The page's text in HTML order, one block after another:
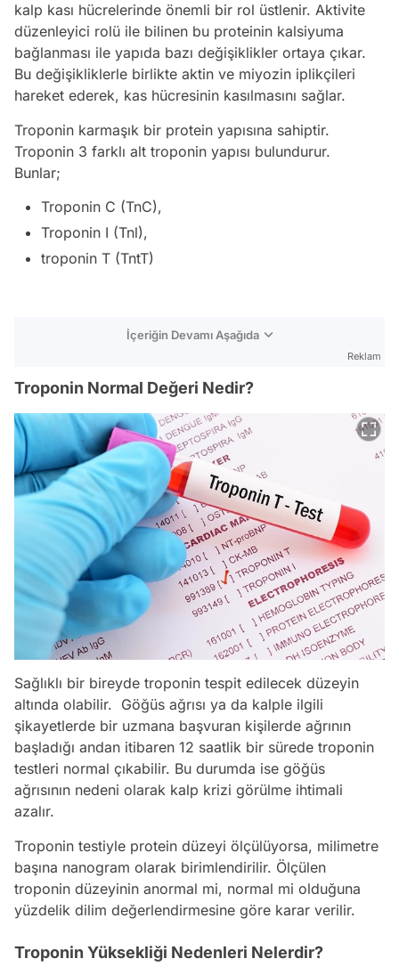
kalp kası hücrelerinde önemli bir rol üstlenir. Aktivite
düzenleyici rolü ile bilinen bu proteinin kalsiyuma
bağlanması ile yapıda bazı değişiklikler ortaya çıkar.
Bu değişikliklerle birlikte aktin ve miyozin iplikçileri
hareket ederek, kas hücresinin kasılmasını sağlar.
Troponin karmaşık bir protein yapısına sahiptir.
Troponin 3 farklı alt troponin yapısı bulundurur.
Bunlar;
Troponin C (TnC),
Troponin I (Tnl),
troponin T (TntT)
İçeriğin Devamı Aşağıda
Reklam
Troponin Normal Değeri Nedir?
Sağlıklı bir bireyde troponin tespit edilecek düzeyin
altında olabilir. Göğüs ağrısı ya da kalple ilgili
şikayetlerde bir uzmana başvuran kişilerde ağrının
başladığı andan itibaren 12 saatlik bir sürede troponin
testleri normal çıkabilir. Bu durumda ise göğüs
ağrısının nedeni olarak kalp krizi görülme ihtimali
azalır.
Troponin testiyle protein düzeyi ölçülüyorsa, milimetre
başına nanogram olarak birimlendirilir. Ölçülen
troponin düzeyinin anormal mi, normal mi olduğuna
yüzdelik dilim değerlendirmesine göre karar verilir.
Troponin Yüksekliği Nedenleri Nelerdir?